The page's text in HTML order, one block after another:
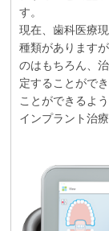
す。
現在、歯科医療
種類があります
のはもちろん、
定することがで
ことができるよ
インプラント治